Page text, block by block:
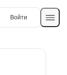
Войти